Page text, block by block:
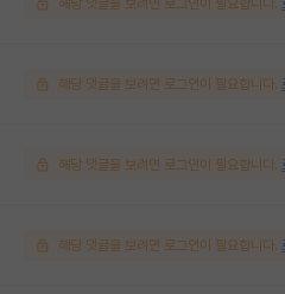
해당 댓글을 보려면 로그인이 필요합니다.
해당 댓글을 보려면 로그인이 필요합니다.
해당 댓글을 보려면 로그인이 필요합니다.